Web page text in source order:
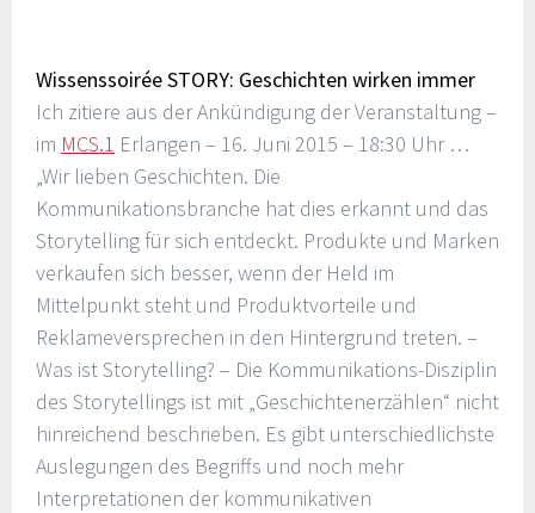
Wissenssoirée STORY: Geschichten wirken immer
Ich zitiere aus der Ankündigung der Veranstaltung –
im MCS.1 Erlangen – 16. Juni 2015 – 18:30 Uhr …
„Wir lieben Geschichten. Die
Kommunikationsbranche hat dies erkannt und das
Storytelling für sich entdeckt. Produkte und Marken
verkaufen sich besser, wenn der Held im
Mittelpunkt steht und Produktvorteile und
Reklameversprechen in den Hintergrund treten. –
Was ist Storytelling? – Die Kommunikations-Disziplin
des Storytellings ist mit „Geschichtenerzählen“ nicht
hinreichend beschrieben. Es gibt unterschiedlichste
Auslegungen des Begriffs und noch mehr
Interpretationen der kommunikativen